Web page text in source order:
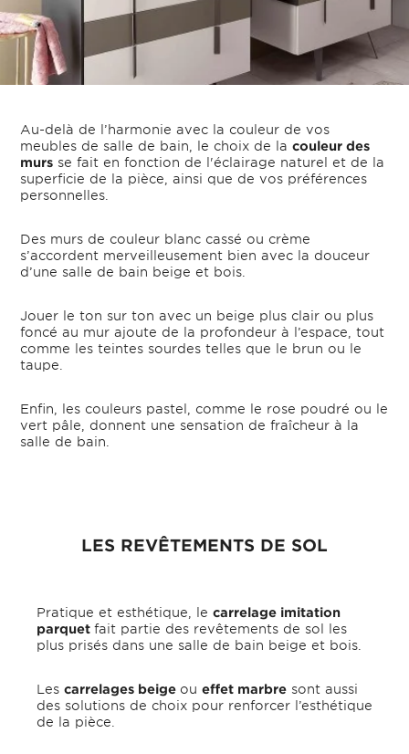
Au-delà de l’harmonie avec la couleur de vos
meubles de salle de bain, le choix de lacouleur des
murs se fait en fonction de l'éclairage naturel et de la
superficie de la pièce, ainsi que de vos préférences
personnelles.
Des murs de couleur blanc cassé ou crème
s’accordent merveilleusement bien avec la douceur
d’une salle de bain beige et bois.
Jouer le ton sur ton avec un beige plus clair ou plus
foncé au mur ajoute de la profondeur à l’espace, tout
comme les teintes sourdes telles que le brun ou le
taupe.
Enfin, les couleurs pastel, comme le rose poudré ou le
vert pâle, donnent une sensation de fraîcheur à la
salle de bain.
LES REVÊTEMENTS DE SOL
Pratique et esthétique, le carrelage imitation
parquet fait partie des revêtements de sol les
plus prisés dans une salle de bain beige et bois.
Les carrelages beige ou effet marbre sont aussi
des solutions de choix pour renforcer l’esthétique
de la pièce.